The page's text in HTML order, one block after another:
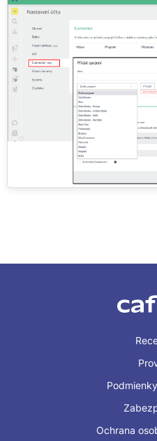
Ochrana